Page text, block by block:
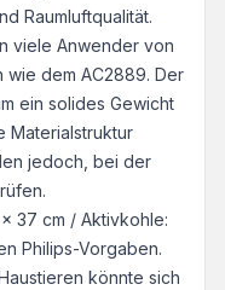
Raumluftqualität.
viele Anwender von
wie dem AC2889. Der
ein solides Gewicht
Materialstruktur
jedoch, bei der
37 cm / Aktivkohle:
Philips-Vorgaben.
könnte sich